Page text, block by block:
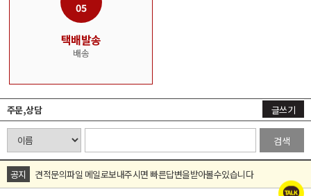
뮤
티
실
색
상
표
05
택배발송
배송
주문,상담 글쓰기
검색
공지 견적문의파일 메일로보내주시면 빠른답변을받아볼수있습니다